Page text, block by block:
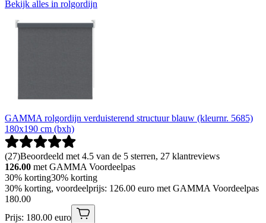
Bekijk alles in rolgordijn
GAMMA rolgordijn verduisterend structuur blauw (kleurnr. 5685)
180x190 cm (bxh)
(27)Beoordeeld met 4.5 van de 5 sterren, 27 klantreviews
126.00 met GAMMA Voordeelpas
30% korting30% korting
30% korting, voordeelprijs: 126.00 euro met GAMMA Voordeelpas
180.00
Prijs: 180.00 euro